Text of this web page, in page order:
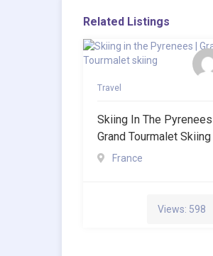
Related Listings
Travel
Skiing In The Pyrenees |
Grand Tourmalet Skiing
France
Views: 598